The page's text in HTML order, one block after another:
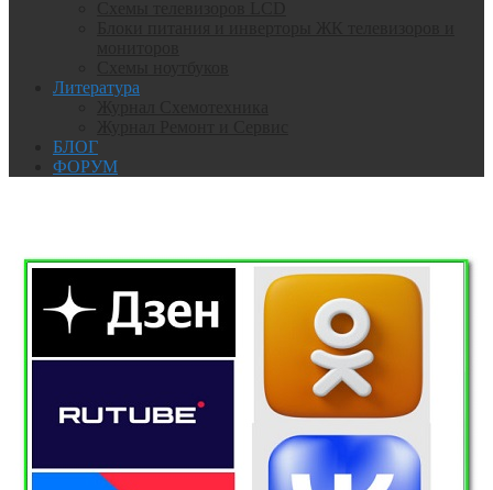
Литература
БЛОГ
ФОРУМ